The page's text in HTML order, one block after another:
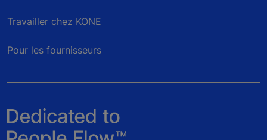
Travailler chez KONE
Pour les fournisseurs